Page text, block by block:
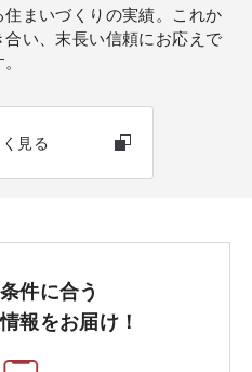
まいづくりの実績。これか
い、末長い信頼にお応えで
見る
件に合う
報をお届け！